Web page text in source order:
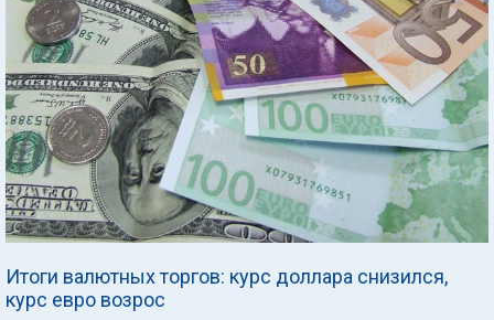
Итоги валютных торгов: курс доллара снизился,
курс евро возрос